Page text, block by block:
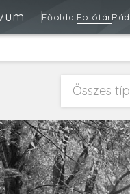
FőoldalFotótár
Összes